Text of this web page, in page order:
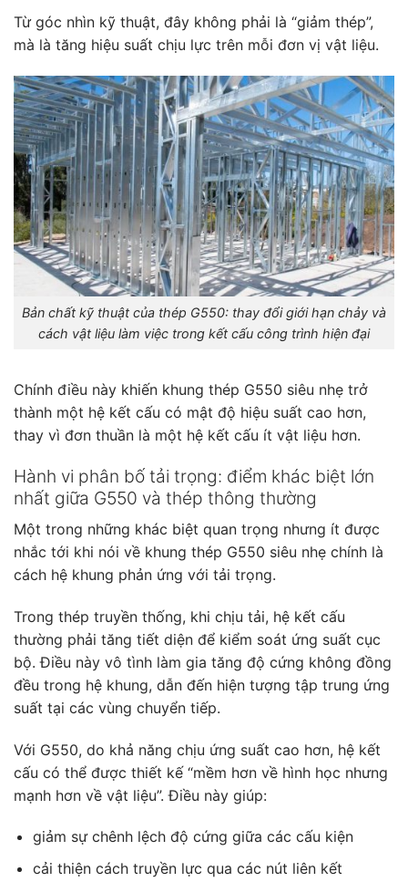
Từ góc nhìn kỹ thuật, đây không phải là “giảm thép”,
mà là tăng hiệu suất chịu lực trên mỗi đơn vị vật liệu.
Bản chất kỹ thuật của thép G550: thay đổi giới hạn chảy và
cách vật liệu làm việc trong kết cấu công trình hiện đại
Chính điều này khiến khung thép G550 siêu nhẹ trở
thành một hệ kết cấu có mật độ hiệu suất cao hơn,
thay vì đơn thuần là một hệ kết cấu ít vật liệu hơn.
Hành vi phân bố tải trọng: điểm khác biệt lớn
nhất giữa G550 và thép thông thường
Một trong những khác biệt quan trọng nhưng ít được
nhắc tới khi nói về khung thép G550 siêu nhẹ chính là
cách hệ khung phản ứng với tải trọng.
Trong thép truyền thống, khi chịu tải, hệ kết cấu
thường phải tăng tiết diện để kiểm soát ứng suất cục
bộ. Điều này vô tình làm gia tăng độ cứng không đồng
đều trong hệ khung, dẫn đến hiện tượng tập trung ứng
suất tại các vùng chuyển tiếp.
Với G550, do khả năng chịu ứng suất cao hơn, hệ kết
cấu có thể được thiết kế “mềm hơn về hình học nhưng
mạnh hơn về vật liệu”. Điều này giúp:
giảm sự chênh lệch độ cứng giữa các cấu kiện
cải thiện cách truyền lực qua các nút liên kết